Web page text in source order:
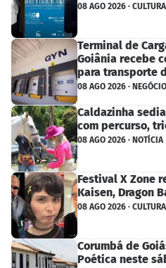
08 AGO 2026 · CULTURA
Terminal de
Goiânia recebe
para transporte
08 AGO 2026 ·
Caldazinha
com percurso,
08 AGO 2026 · NOTÍCIA
Festival X Zone
Kaisen, Dragon
08 AGO 2026 · CULTURA
Corumbá de
Poética neste